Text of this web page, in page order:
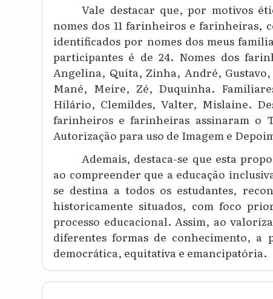
Vale destacar que, por motivos
nomes dos 11 farinheiros e farinheiras,
identificados por nomes dos meus
participantes é de 24. Nomes dos
Angelina, Quita, Zinha, André,
Mané, Meire, Zé, Duquinha.
Hilário, Clemildes, Valter, Mislaine.
farinheiros e farinheiras assinaram o
Autorização para uso de Imagem e
Ademais, destaca-se que esta
ao compreender que a educação
se destina a todos os estudantes,
historicamente situados, com foco
processo educacional. Assim, ao
diferentes formas de conhecimento, a
democrática, equitativa e emancipatória.